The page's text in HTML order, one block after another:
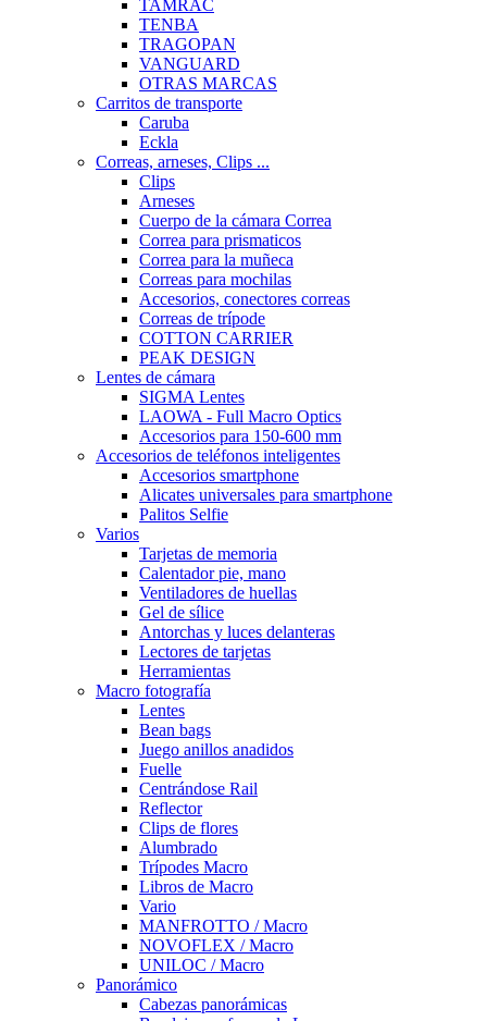
TAMRAC
TENBA
TRAGOPAN
VANGUARD
OTRAS MARCAS
Carritos de transporte
Caruba
Eckla
Correas, arneses, Clips ...
Clips
Arneses
Cuerpo de la cámara Correa
Correa para prismaticos
Correa para la muñeca
Correas para mochilas
Accesorios, conectores correas
Correas de trípode
COTTON CARRIER
PEAK DESIGN
Lentes de cámara
SIGMA Lentes
LAOWA - Full Macro Optics
Accesorios para 150-600 mm
Accesorios de teléfonos inteligentes
Accesorios smartphone
Alicates universales para smartphone
Palitos Selfie
Varios
Tarjetas de memoria
Calentador pie, mano
Ventiladores de huellas
Gel de sílice
Antorchas y luces delanteras
Lectores de tarjetas
Herramientas
Macro fotografía
Lentes
Bean bags
Juego anillos anadidos
Fuelle
Centrándose Rail
Reflector
Clips de flores
Alumbrado
Trípodes Macro
Libros de Macro
Vario
MANFROTTO / Macro
NOVOFLEX / Macro
UNILOC / Macro
Panorámico
Cabezas panorámicas